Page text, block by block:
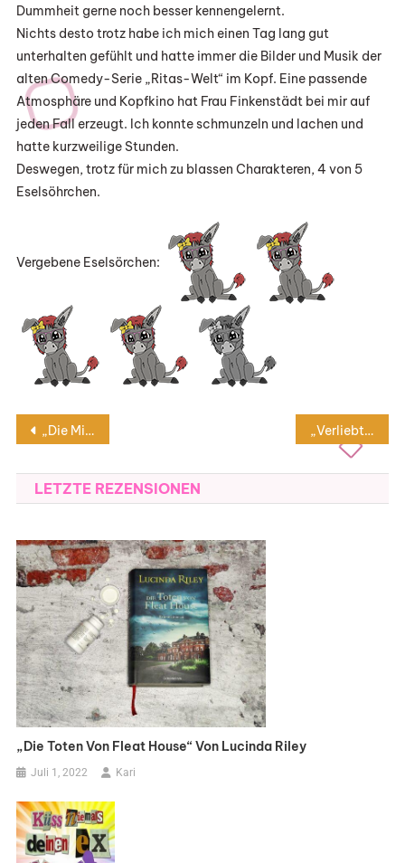
Dummheit gerne noch besser kennengelernt.
Nichts desto trotz habe ich mich einen Tag lang gut
unterhalten gefühlt und hatte immer die Bilder und Musik der
alten Comedy-Serie „Ritas-Welt“ im Kopf. Eine passende
Atmosphäre und Kopfkino hat Frau Finkenstädt bei mir auf
jeden Fall erzeugt. Ich konnte schmunzeln und lachen und
hatte kurzweilige Stunden.
Deswegen, trotz für mich zu blassen Charakteren, 4 von 5
Eselsöhrchen.
Vergebene Eselsörchen:
Beitragsnavigation
„Die Mitternachtsrose“ von Lucinda Riley „Verliebt bis in die Haarspitzen“ von Jurenka Jurk
LETZTE REZENSIONEN
„Die Toten Von Fleat House“ Von Lucinda Riley
Juli 1, 2022 Kari